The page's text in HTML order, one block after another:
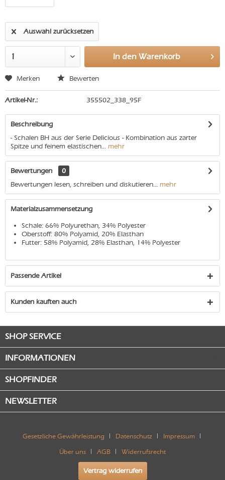
Auswahl zurücksetzen
In den Warenkorb
Merken Bewerten
Artikel-Nr.: 355502_338_95F
Beschreibung
- Schalen BH aus der Serie Delicious - Kombination aus zarter
Spitze und feinem elastischen... mehr
Bewertungen
0
Bewertungen lesen, schreiben und diskutieren... mehr
Materialzusammensetzung
Schale: 66% Polyurethan, 34% Polyester
Oberstoff: 80% Polyamid, 20% Elasthan
Futter: 58% Polyamid, 28% Elasthan, 14% Polyester
Passende Artikel
Kunden kauften auch
SHOP SERVICE
INFORMATIONEN
SHOPFINDER
NEWSLETTER
Gesetzliche Gewährleistung Datenschutz Impressum
Über uns AGB Widerrufsrecht
Vertrag widerrufen